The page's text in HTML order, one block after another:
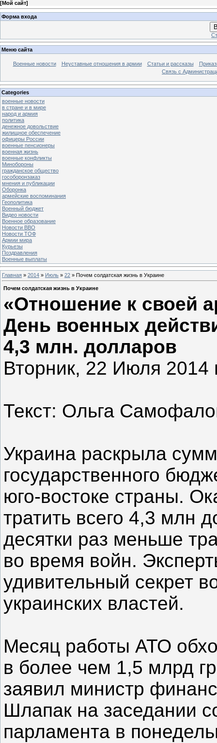
[Мой сайт]
Форма входа
Меню сайта
Военные новости Неуставные отношения в армии Статьи и рассказы
Связь с
Categories
военные новости
в стране и в мире
народ и армия
политика
денежное довольствие
жилищное обеспечение
офицеры России
военные пенсионеры
военная жизнь
военные конфликты
Минобороны
гражданское общество
гособоронзаказ
мнения и публикации
Оборонка
армейские воспоминания
Геополитика
Военный бюджет
Видео новости
Военное образование
Новости ВВО
Новости ТОФ
Армии мира
Курьезы
Поздравления
Военные выплаты
Главная » 2014 » Июль » 22 » Почем солдатская жизнь в Украине
Почем солдатская жизнь в Украине
«Отношение к своей
День военных
4,3 млн. долларов
Вторник, 22 Июля 2014
Текст: Ольга
Украина раскрыла
государственного
юго-востоке страны.
тратить всего 4,3 млн
десятки раз меньше
во время войн.
удивительный секрет
украинских властей.
Месяц работы АТО
в более чем 1,5 млрд
заявил министр
Шлапак на заседании
парламента в